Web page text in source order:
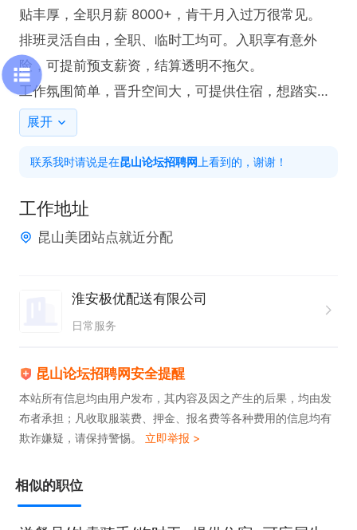
贴丰厚，全职月薪 8000+，肯干月入过万很常见。
排班灵活自由，全职、临时工均可。入职享有意外
险，可提前预支薪资，结算透明不拖欠。
工作氛围简单，晋升空间大，可提供住宿，想踏实赚
钱的朋友欢迎咨询面试！
昆山全市站点直聘，还有更多其他站点就近分配
昆山面试地址
昆山金鹰站
2、昆山柏庐中路278号 众信嘉华【苏州市】小象超
3、昆山市震川西路145号 云霆【苏州市】美团正阳
小象超市白塘站
5、昆山市环庆路547号（骑手驿站）行知【苏州市】
美团脉芽糖城北站
6、昆山市飞新达智能设备科技有限公司北（同丰东
展开
联系我时请说是在昆山论坛招聘网 上看到的，谢谢！
工作地址
昆山美团站点就近分配
淮安极优配送有限公司
日常服务
昆山论坛招聘网安全提醒
本站所有信息均由用户发布，其内容及因之产生的后果，均由发
布者承担；凡收取服装费、押金、报名费等各种费用的信息均有
欺诈嫌疑，请保持警惕。 立即举报 >
相似的职位